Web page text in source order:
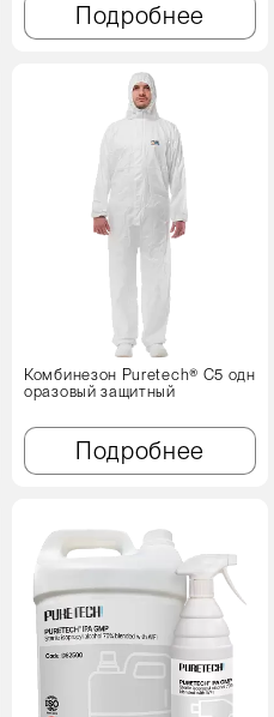
Подробнее
Комбинезон Puretech® C5 одн
оразовый защитный
Подробнее